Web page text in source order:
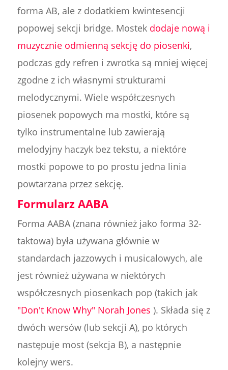
forma AB, ale z dodatkiem kwintesencji
popowej sekcji bridge. Mostek dodaje nową i
muzycznie odmienną sekcję do piosenki,
podczas gdy refren i zwrotka są mniej więcej
zgodne z ich własnymi strukturami
melodycznymi. Wiele współczesnych
piosenek popowych ma mostki, które są
tylko instrumentalne lub zawierają
melodyjny haczyk bez tekstu, a niektóre
mostki popowe to po prostu jedna linia
powtarzana przez sekcję.
Formularz AABA
Forma AABA (znana również jako forma 32-
taktowa) była używana głównie w
standardach jazzowych i musicalowych, ale
jest również używana w niektórych
współczesnych piosenkach pop (takich jak
"Don't Know Why" Norah Jones ). Składa się z
dwóch wersów (lub sekcji A), po których
następuje most (sekcja B), a następnie
kolejny wers.